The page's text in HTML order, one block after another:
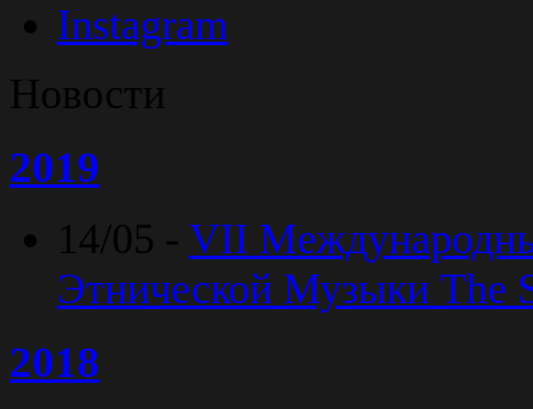
Instagram
Новости
2019
14/05 - VII
Этнической Музыки The
2018